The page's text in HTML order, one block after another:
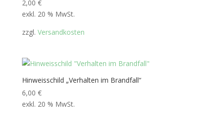
2,00 €
exkl. 20 % MwSt.
zzgl. Versandkosten
Hinweisschild „Verhalten im Brandfall“
6,00 €
exkl. 20 % MwSt.